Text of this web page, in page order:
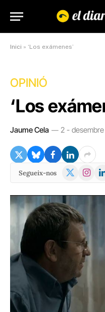
Inici » ‘Los exámenes’
OPINIÓ
‘Los
Jaume Cela 2 -
Segueix-nos
X